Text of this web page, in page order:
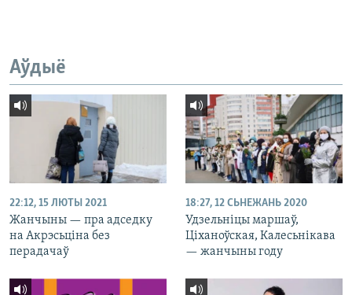
Аўдыё
22:12, 15 ЛЮТЫ 2021
Жанчыны — пра адседку
на Акрэсьціна без
перадачаў
18:27, 12 СЬНЕЖАНЬ 2020
Удзельніцы маршаў,
Ціханоўская, Калесьнікава
— жанчыны году